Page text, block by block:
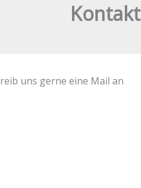
Kontakt
uns gerne eine Mail an